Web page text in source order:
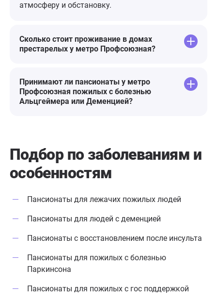
атмосферу и обстановку.
Сколько стоит проживание в домах
престарелых у метро Профсоюзная?
Принимают ли пансионаты у метро
Профсоюзная пожилых с болезнью
Альцгеймера или Деменцией?
Подбор по заболеваниям и
особенностям
Пансионаты для лежачих пожилых людей
Пансионаты для людей с деменцией
Пансионаты с восстановлением после инсульта
Пансионаты для пожилых с болезнью
Паркинсона
Пансионаты для пожилых с гос поддержкой